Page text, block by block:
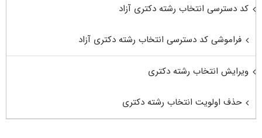
کد دسترسی انتخاب رشته دکتری آزاد
فراموشی کد دسترسی انتخاب رشته دکتری آزاد
ویرایش انتخاب رشته دکتری
حذف اولویت انتخاب رشته دکتری